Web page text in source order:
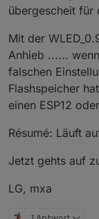
übergescheit für
Mit der
Anhieb ......
falschen
Flashspeicher
einen ESP12
Résumé: Läuft
Jetzt gehts auf
LG, mxa